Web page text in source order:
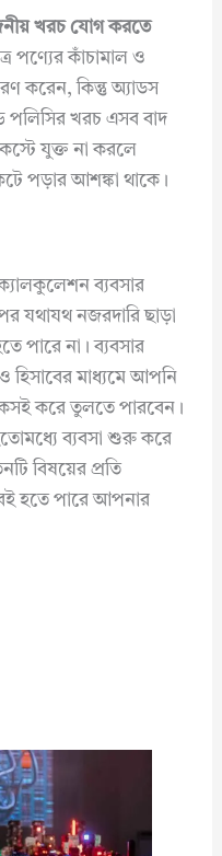
খরচ যোগ করতে
পণ্যের কাঁচামাল ও
করেন, কিন্তু অ্যাডস
পলিসির খরচ এসব বাদ
যুক্ত না করলে
পড়ার আশঙ্কা থাকে।
ক্যালকুলেশন ব্যবসার
যথাযথ নজরদারি ছাড়া
পারে না। ব্যবসার
ও হিসাবের মাধ্যমে আপনি
করে তুলতে পারবেন।
ব্যবসা শুরু করে
বিষয়ের প্রতি
হতে পারে আপনার